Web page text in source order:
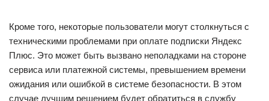
Кроме того, некоторые пользователи могут столкнуться с
техническими проблемами при оплате подписки Яндекс
Плюс. Это может быть вызвано неполадками на стороне
сервиса или платежной системы, превышением времени
ожидания или ошибкой в системе безопасности. В этом
случае лучшим решением будет обратиться в службу